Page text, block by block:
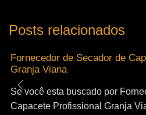
Posts relacionados
Fornecedor de Secador de
Granja Viana
Se você esta buscado por
Capacete Profissional Granja